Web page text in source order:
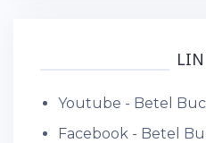
Youtube - Betel
Facebook - Betel